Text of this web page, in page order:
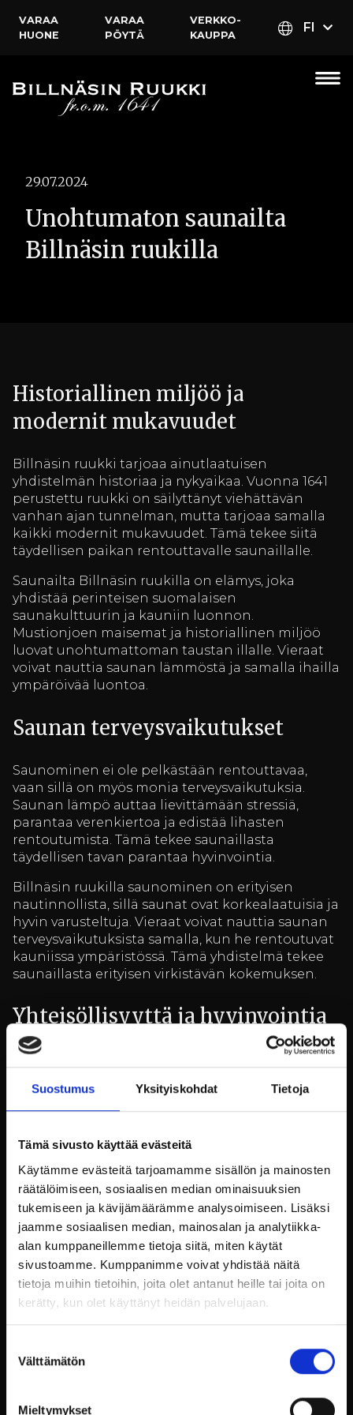
Suostumus Yksityiskohdat Tietoja
Tämä sivusto käyttää evästeitä
Käytämme evästeitä tarjoamamme sisällön ja mainosten
räätälöimiseen, sosiaalisen median ominaisuuksien
tukemiseen ja kävijämäärämme analysoimiseen. Lisäksi
jaamme sosiaalisen median, mainosalan ja analytiikka-
alan kumppaneillemme tietoja siitä, miten käytät
sivustoamme. Kumppanimme voivat yhdistää näitä
tietoja muihin tietoihin, joita olet antanut heille tai joita on
kerätty, kun olet käyttänyt heidän palvelujaan.
valinta
Välttämätön
Mieltymykset
VARAA
HUONE
VARAA
PÖYTÄ
VERKKO­
KAUPPA
FI
29.07.2024
Unohtumaton saunailta
Billnäsin ruukilla
Historiallinen miljöö ja
modernit mukavuudet
Billnäsin ruukki tarjoaa ainutlaatuisen
yhdistelmän historiaa ja nykyaikaa. Vuonna 1641
perustettu ruukki on säilyttänyt viehättävän
vanhan ajan tunnelman, mutta tarjoaa samalla
kaikki modernit mukavuudet. Tämä tekee siitä
täydellisen paikan rentouttavalle saunaillalle.
Saunailta Billnäsin ruukilla on elämys, joka
yhdistää perinteisen suomalaisen
saunakulttuurin ja kauniin luonnon.
Mustionjoen maisemat ja historiallinen miljöö
luovat unohtumattoman taustan illalle. Vieraat
voivat nauttia saunan lämmöstä ja samalla ihailla
ympäröivää luontoa.
Saunan terveysvaikutukset
Saunominen ei ole pelkästään rentouttavaa,
vaan sillä on myös monia terveysvaikutuksia.
Saunan lämpö auttaa lievittämään stressiä,
parantaa verenkiertoa ja edistää lihasten
rentoutumista. Tämä tekee saunaillasta
täydellisen tavan parantaa hyvinvointia.
Billnäsin ruukilla saunominen on erityisen
nautinnollista, sillä saunat ovat korkealaatuisia ja
hyvin varusteltuja. Vieraat voivat nauttia saunan
terveysvaikutuksista samalla, kun he rentoutuvat
kauniissa ympäristössä. Tämä yhdistelmä tekee
saunaillasta erityisen virkistävän kokemuksen.
Yhteisöllisyyttä ja hyvinvointia
työpaikalle
Billnäsin ruukki tarjoaa erinomaiset puitteet
yhteishenkeä. Yhteinen saunailta voi auttaa
työntekijöitä rentoutumaan ja tutustumaan
toisiinsa paremmin.
Yritykset voivat järjestää saunailtoja Billnäsin
ruukilla ja tarjota työntekijöilleen
mahdollisuuden irtautua arjen kiireistä. Tämä voi
parantaa työhyvinvointia ja lisätä työntekijöiden
motivaatiota. Billnäsin ruukki tarjoaa
monipuolisia palveluita, jotka tekevät
saunailtojen järjestämisestä helppoa ja
vaivatonta.
Unohtumattomia elämyksiä
Billnäsin ruukki tarjoaa monia mahdollisuuksia